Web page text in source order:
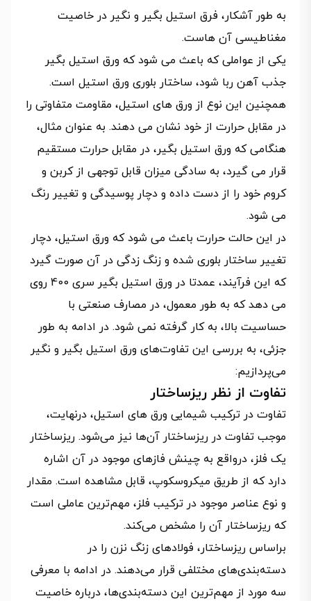
به طور آشکار، فرق استیل بگیر و نگیر در خاصیت
مغناطیسی آن هاست.
یکی از عواملی که باعث می شود که ورق استیل بگیر
جذب آهن ربا شود، ساختار بلوری ورق استیل است.
همچنین این نوع از ورق های استیل، مقاومت متفاوتی را
در مقابل حرارت از خود نشان می دهند. به عنوان مثال،
هنگامی که ورق استیل بگیر، در مقابل حرارت مستقیم
قرار می گیرد، به سادگی میزان قابل توجهی از کربن و
کروم خود را از دست داده و دچار پوسیدگی و تغییر رنگ
می شود.
در این حالت حرارت باعث می شود که ورق استیل، دچار
تغییر ساختار بلوری شده و زنگ زدگی در آن صورت گیرد
که این فرآیند، عمدتا در ورق استیل بگیر سری 400 روی
می دهد که به طور معمول، در مصارف صنعتی با
حساسیت بالا، به کار گرفته نمی شود. در ادامه به طور
جزئی، به بررسی این تفاوت‌های ورق استیل بگیر و نگیر
می‌پردازیم:
تفاوت از نظر ریزساختار
تفاوت در ترکیب شیمایی ورق های استیل، درنهایت،
موجب تفاوت در ریزساختار آن‌ها نیز می‌شود. ریزساختار
یک فلز، درواقع به چینش فازهای موجود در آن اشاره
دارد که از طریق میکروسکوپ، قابل مشاهده است. مقدار
و نوع عناصر موجود در ترکیب فلز، مهم‌ترین عاملی است
که ریزساختار آن را مشخص می‌کند.
براساس ریزساختار، فولادهای زنگ نزن را در
دسته‌بندی‌های مختلفی قرار می‌دهند. در ادامه با معرفی
سه مورد از مهم‌ترین این دسته‌بندی‌ها، درباره خاصیت